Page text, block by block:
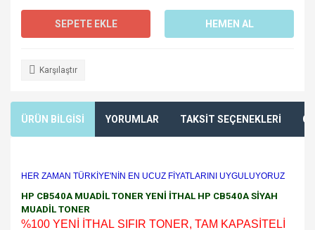
SEPETE EKLE HEMEN AL
Karşılaştır
ÜRÜN BİLGİSİ YORUMLAR TAKSİT SEÇENEKLERİ
HER ZAMAN TÜRKİYE'NİN EN UCUZ FİYATLARINI UYGULUYORUZ
HP CB540A MUADİL TONER YENİ İTHAL HP CB540A SİYAH
MUADİL TONER
%100 YENİ İTHAL SIFIR TONER, TAM KAPASİTELİ